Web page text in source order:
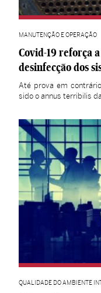
MANUTENÇÃO E OPERAÇÃO
Covid-19 reforça
desinfecção dos
Até prova em
sido o annus terribilis
QUALIDADE DO AMBIENTE